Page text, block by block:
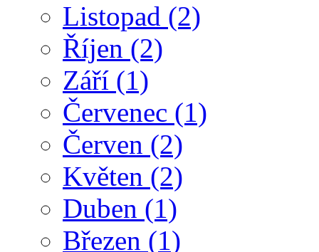
Listopad (2)
Říjen (2)
Září (1)
Červenec (1)
Červen (2)
Květen (2)
Duben (1)
Březen (1)